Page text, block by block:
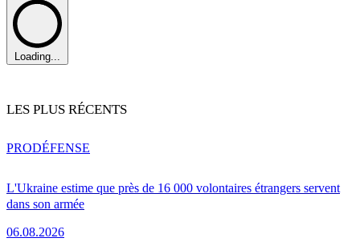
Loading...
LES PLUS RÉCENTS
L'Ukraine estime que près de 16 000 volontaires étrangers servent
dans son armée
06.08.2026
PRODÉFENSE